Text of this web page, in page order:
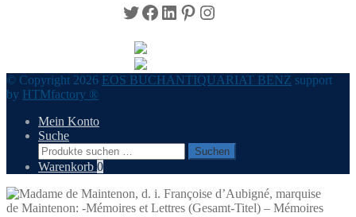
Twitter
Facebook
LinkedIn
Pinterest
Instagram
© Copyright 2026 EOS BUCHANTIQUARIAT BENZ support
by HTMfactory ®
Mein Konto
Suche
Suchen
nach:
Suchen
Warenkorb 0